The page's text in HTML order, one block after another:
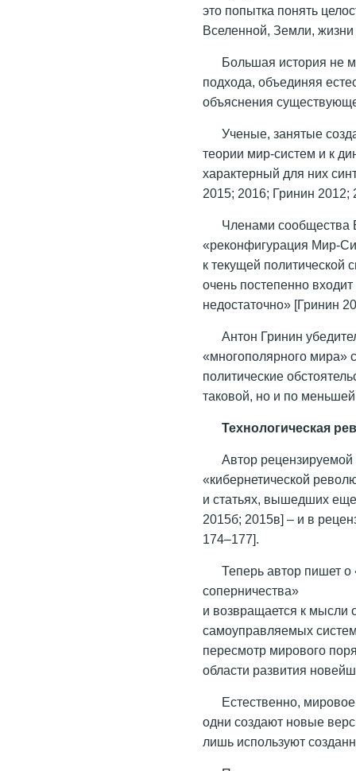
это попытка понять
Вселенной, Земли,
Большая история не
подхода, объединяя
объяснения
Ученые, занятые
теории мир-систем и к
характерный для них
2015; 2016; Гринин
Членами сообщества
«реконфигурация Мир-
к текущей политической
очень постепенно
недостаточно» [Гринин
Антон Гринин
«многополярного мира»
политические
таковой, но и по
Технологическая
Автор рецензируемой
«кибернетической
и статьях, вышедших
2015б; 2015в] – и в
174–177].
Теперь автор пишет о
соперничества»
и возвращается к мысли
самоуправляемых
пересмотр мирового
области развития
Естественно, мировое
одни создают новые
лишь используют